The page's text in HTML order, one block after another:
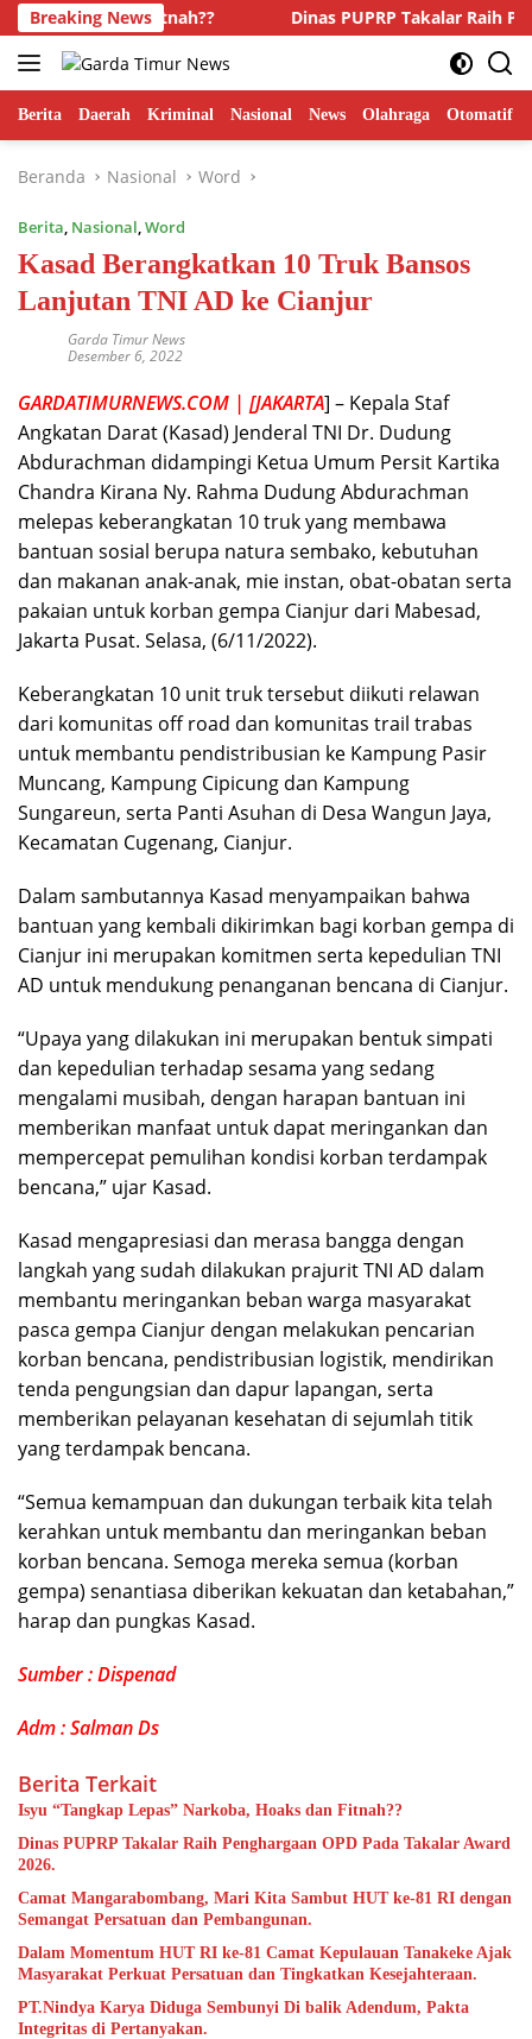
Langsung
ke
konten
Breaking News
dan Fitnah?? Dinas PUPRP Takalar Raih
Berita Daerah Kriminal Nasional News Olahraga Otomatif
Beranda Nasional Word
Berita, Nasional,Word
Kasad Berangkatkan 10 Truk Bansos
Lanjutan TNI AD ke Cianjur
Garda Timur News
Desember 6, 2022
GARDATIMURNEWS.COM | [JAKARTA] – Kepala Staf
Angkatan Darat (Kasad) Jenderal TNI Dr. Dudung
Abdurachman didampingi Ketua Umum Persit Kartika
Chandra Kirana Ny. Rahma Dudung Abdurachman
melepas keberangkatan 10 truk yang membawa
bantuan sosial berupa natura sembako, kebutuhan
dan makanan anak-anak, mie instan, obat-obatan serta
pakaian untuk korban gempa Cianjur dari Mabesad,
Jakarta Pusat. Selasa, (6/11/2022).
Keberangkatan 10 unit truk tersebut diikuti relawan
dari komunitas off road dan komunitas trail trabas
untuk membantu pendistribusian ke Kampung Pasir
Muncang, Kampung Cipicung dan Kampung
Sungareun, serta Panti Asuhan di Desa Wangun Jaya,
Kecamatan Cugenang, Cianjur.
Dalam sambutannya Kasad menyampaikan bahwa
bantuan yang kembali dikirimkan bagi korban gempa di
Cianjur ini merupakan komitmen serta kepedulian TNI
AD untuk mendukung penanganan bencana di Cianjur.
“Upaya yang dilakukan ini merupakan bentuk simpati
dan kepedulian terhadap sesama yang sedang
mengalami musibah, dengan harapan bantuan ini
memberikan manfaat untuk dapat meringankan dan
mempercepat pemulihan kondisi korban terdampak
bencana,” ujar Kasad.
Kasad mengapresiasi dan merasa bangga dengan
langkah yang sudah dilakukan prajurit TNI AD dalam
membantu meringankan beban warga masyarakat
pasca gempa Cianjur dengan melakukan pencarian
korban bencana, pendistribusian logistik, mendirikan
tenda pengungsian dan dapur lapangan, serta
memberikan pelayanan kesehatan di sejumlah titik
yang terdampak bencana.
“Semua kemampuan dan dukungan terbaik kita telah
kerahkan untuk membantu dan meringankan beban
korban bencana. Semoga mereka semua (korban
gempa) senantiasa diberikan kekuatan dan ketabahan,”
harap dan pungkas Kasad.
Sumber : Dispenad
Adm : Salman Ds
Berita Terkait
Isyu “Tangkap Lepas” Narkoba, Hoaks dan Fitnah??
Dinas PUPRP Takalar Raih Penghargaan OPD Pada Takalar Award
2026.
Camat Mangarabombang, Mari Kita Sambut HUT ke-81 RI dengan
Semangat Persatuan dan Pembangunan.‍
Dalam Momentum HUT RI ke-81 Camat Kepulauan Tanakeke Ajak
Masyarakat Perkuat Persatuan dan Tingkatkan Kesejahteraan.
PT.Nindya Karya Diduga Sembunyi Di balik Adendum, Pakta
Integritas di Pertanyakan.